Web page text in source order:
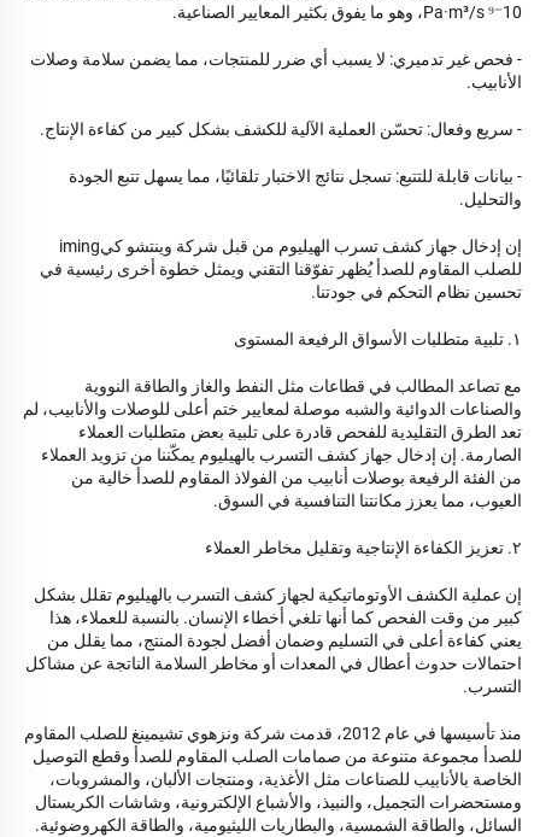
10⁻⁹ Pa·m³/s، وهو ما يفوق بكثير المعايير الصناعية.
- فحص غير تدميري: لا يسبب أي ضرر للمنتجات، مما يضمن سلامة وصلات
الأنابيب.
- سريع وفعال: تحسّن العملية الآلية للكشف بشكل كبير من كفاءة الإنتاج.
- بيانات قابلة للتتبع: تسجل نتائج الاختبار تلقائيًا، مما يسهل تتبع الجودة
والتحليل.
إن إدخال جهاز كشف تسرب الهيليوم من قبل شركة وينتشو كيiming
للصلب المقاوم للصدأ يُظهر تفوّقنا التقني ويمثل خطوة أخرى رئيسية في
تحسين نظام التحكم في جودتنا.
١. تلبية متطلبات الأسواق الرفيعة المستوى
مع تصاعد المطالب في قطاعات مثل النفط والغاز والطاقة النووية
والصناعات الدوائية والشبه موصلة لمعايير ختم أعلى للوصلات والأنابيب، لم
تعد الطرق التقليدية للفحص قادرة على تلبية بعض متطلبات العملاء
الصارمة. إن إدخال جهاز كشف التسرب بالهيليوم يمكّننا من تزويد العملاء
من الفئة الرفيعة بوصلات أنابيب من الفولاذ المقاوم للصدأ خالية من
العيوب، مما يعزز مكانتنا التنافسية في السوق.
٢. تعزيز الكفاءة الإنتاجية وتقليل مخاطر العملاء
إن عملية الكشف الأوتوماتيكية لجهاز كشف التسرب بالهيليوم تقلل بشكل
كبير من وقت الفحص كما أنها تلغي أخطاء الإنسان. بالنسبة للعملاء، هذا
يعني كفاءة أعلى في التسليم وضمان أفضل لجودة المنتج، مما يقلل من
احتمالات حدوث أعطال في المعدات أو مخاطر السلامة الناتجة عن مشاكل
التسرب.
منذ تأسيسها في عام 2012، قدمت شركة ونزهوي تشيمينغ للصلب المقاوم
للصدأ مجموعة متنوعة من صمامات الصلب المقاوم للصدأ وقطع التوصيل
الخاصة بالأنابيب للصناعات مثل الأغذية، ومنتجات الألبان، والمشروبات،
ومستحضرات التجميل، والنبيذ، والأشباع الإلكترونية، وشاشات الكريستال
السائل، والطاقة الشمسية، والبطاريات الليثيومية، والطاقة الكهروضوئية.